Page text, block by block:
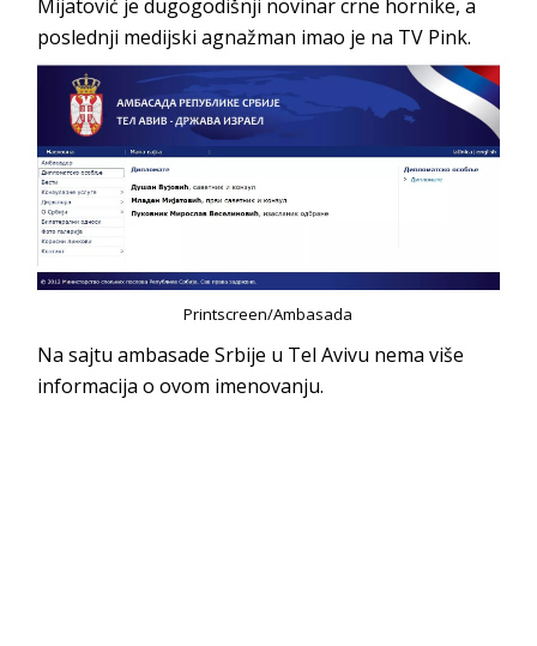
Mijatović je dugogodišnji novinar crne hornike, a
poslednji medijski agnažman imao je na TV Pink.
Printscreen/Ambasada
Na sajtu ambasade Srbije u Tel Avivu nema više
informacija o ovom imenovanju.